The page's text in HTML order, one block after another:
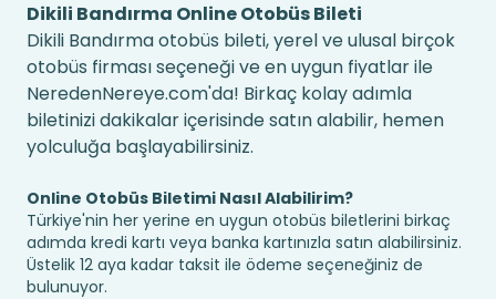
Dikili Bandırma Online Otobüs Bileti
Dikili Bandırma otobüs bileti, yerel ve ulusal birçok
otobüs firması seçeneği ve en uygun fiyatlar ile
NeredenNereye.com'da! Birkaç kolay adımla
biletinizi dakikalar içerisinde satın alabilir, hemen
yolculuğa başlayabilirsiniz.
Online Otobüs Biletimi Nasıl Alabilirim?
Türkiye'nin her yerine en uygun otobüs biletlerini birkaç
adımda kredi kartı veya banka kartınızla satın alabilirsiniz.
Üstelik 12 aya kadar taksit ile ödeme seçeneğiniz de
bulunuyor.